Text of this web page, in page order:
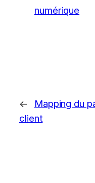
numérique
←
Mapping du
client